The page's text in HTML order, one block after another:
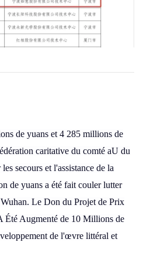
de yuans et 4 285 millions de
caritative du comté aU du
secours et l'assistance de la
de yuans a été fait couler lutter
Le Don du Projet de Prix
Été Augmenté de 10 Millions de
de l'œvre littéral et